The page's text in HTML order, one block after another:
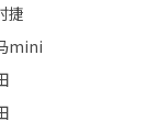
捷
mini